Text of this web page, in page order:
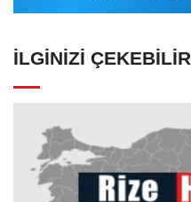
İLGINIZI ÇEKEBILIR